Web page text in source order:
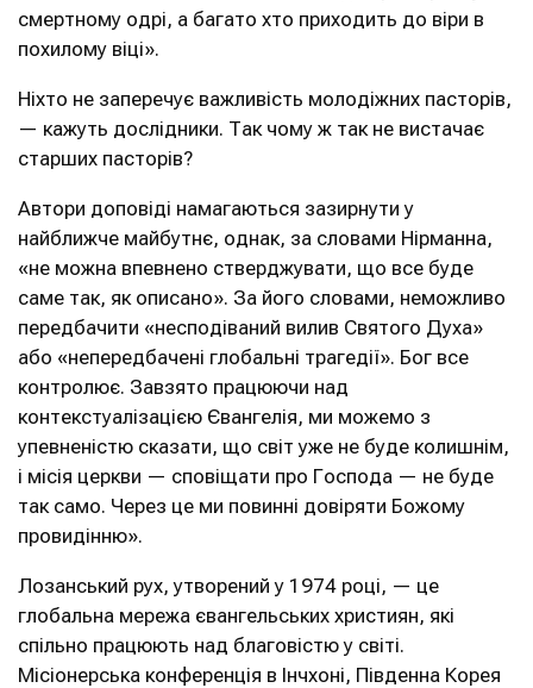
смертному одрі, а багато хто приходить до віри в
похилому віці».
Ніхто не заперечує важливість молодіжних пасторів,
— кажуть дослідники. Так чому ж так не вистачає
старших пасторів?
Автори доповіді намагаються зазирнути у
найближче майбутнє, однак, за словами Нірманна,
«не можна впевнено стверджувати, що все буде
саме так, як описано». За його словами, неможливо
передбачити «несподіваний вилив Святого Духа»
або «непередбачені глобальні трагедії». Бог все
контролює. Завзято працюючи над
контекстуалізацією Євангелія, ми можемо з
упевненістю сказати, що світ уже не буде колишнім,
і місія церкви — сповіщати про Господа — не буде
так само. Через це ми повинні довіряти Божому
провидінню».
Лозанський рух, утворений у 1974 році, — це
глобальна мережа євангельських християн, які
спільно працюють над благовістю у світі.
Місіонерська конференція в Інчхоні, Південна Корея